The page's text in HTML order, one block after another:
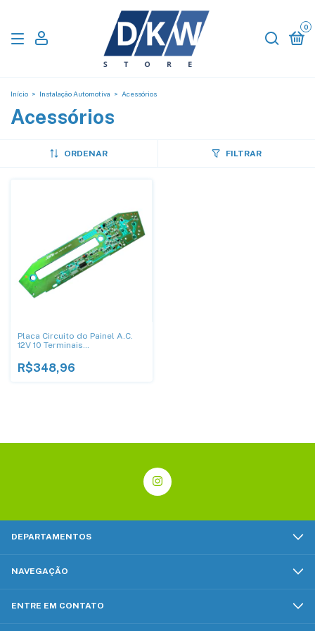
0
Início > Instalação Automotiva > Acessórios
Acessórios
ORDENAR FILTRAR
Placa Circuito do Painel A.C.
12V 10 Terminais
R$348,96
DEPARTAMENTOS
NAVEGAÇÃO
ENTRE EM CONTATO